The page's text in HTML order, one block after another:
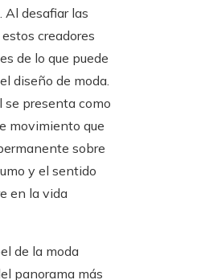
Al desafiar las
creadores
de lo que puede
diseño de moda.
se presenta como
movimiento que
sobre
y el sentido
en la vida
de la moda
panorama más